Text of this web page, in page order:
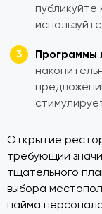
Программы
Открытие
требующий
тщательного
выбора
найма